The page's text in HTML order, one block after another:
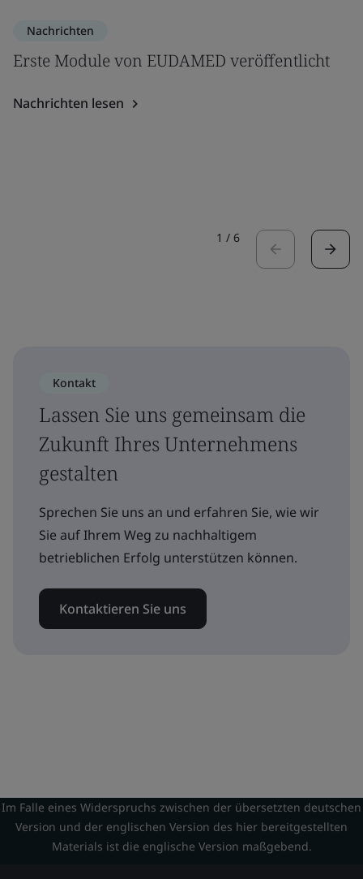
Nachrichten
Erste Module von EUDAMED veröffentlicht
Nachrichten lesen
1 / 6
Kontakt
Lassen Sie uns gemeinsam die
Zukunft Ihres Unternehmens
gestalten
Sprechen Sie uns an und erfahren Sie, wie wir
Sie auf Ihrem Weg zu nachhaltigem
betrieblichen Erfolg unterstützen können.
Kontaktieren Sie uns
Im Falle eines Widerspruchs zwischen der übersetzten deutschen
Version und der englischen Version des hier bereitgestellten
Materials ist die englische Version maßgebend.